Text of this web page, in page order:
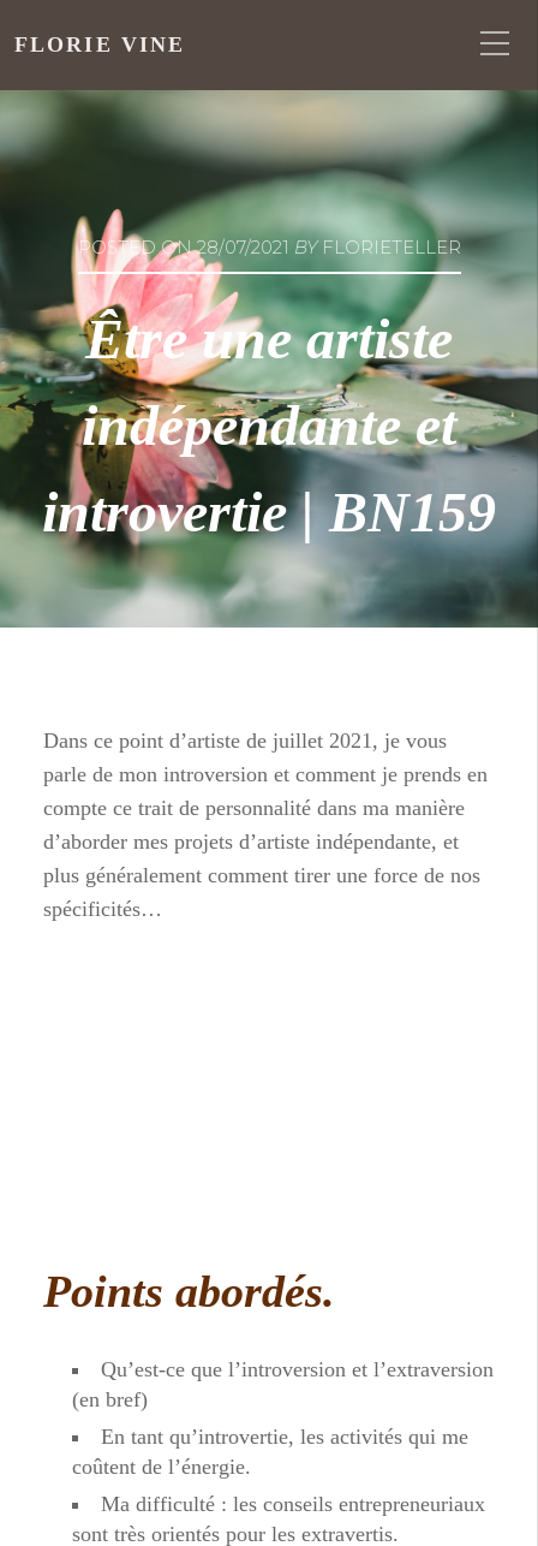
FLORIE VINE
POSTED ON28/07/2021 BYFLORIETELLER
Être une artiste
indépendante et
introvertie | BN159
Dans ce point d’artiste de juillet 2021, je vous
parle de mon introversion et comment je prends en
compte ce trait de personnalité dans ma manière
d’aborder mes projets d’artiste indépendante, et
plus généralement comment tirer une force de nos
spécificités…
Points abordés.
Qu’est-ce que l’introversion et l’extraversion
(en bref)
En tant qu’introvertie, les activités qui me
coûtent de l’énergie.
Ma difficulté : les conseils entrepreneuriaux
sont très orientés pour les extravertis.